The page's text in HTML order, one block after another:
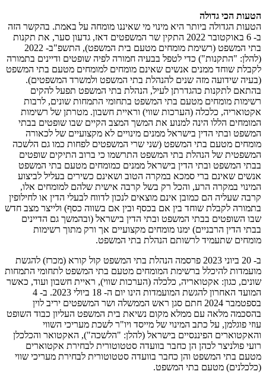
הטעות הכי גדולה
הטעות הגדולה ביותר היא מינוי מי שאיננו מומחה על באמת. בהקשר הזה
ב- 6 באוקטובר 2022 התקין שר המשפטים דאז, גדעון סער, את תקנות
בתי המשפט (רשימת מומחים מטעם בית המשפט), התשפ"ב- 2022
(להלן: "התקנות") כדי לטפל בבעיה חמורה לפיה שופטים ודיינים בתמורה
לקבלת שוחד ממנים אנשים שאינם מומחים למומחים מטעם בתי המשפט
(בעיה שידועה מזה שנים להנהלת בתי המשפט ולמשרד המשפטים).
בהתאם לתקנות כהגדרתן לעיל, הנהלת בתי המשפט תפעל להקים
רשימות מומחים מטעם בתי המשפט בתחומי התמחות שונים, לרבות
אקטואריה, כלכלה (הערכות שווי) וראיית חשבון. מטרתן של רשימות
המומחים הללו הינה למנוע את המשך המצב הקיים שבו שופטים בבתי
המשפט ובתי הדין בישראל ממנים מינויים לא מקצועיים של לכאורה
מומחים מטעם בתי המשפט (שני שרי המשפטים לפחות כמו גם הלשכה
המשפטית של הנהלת בתי המשפט התרשמו כי ברוב התיקים שופטים
בבתי המשפט ובתי הדין בישראל ממנים כמומחים מטעם בתי המשפט
אנשים שאינם ברי סמכא במקרה הטוב ושאינם כשירים בעליל לביצוע
המינוי במקרה הרע, והכל רק בשל קרבה אישית שלהם למומחים אלו,
קרבה שעליה הם כמובן אינם מוצאים לנכון לדווח לבעלי הדין או לחילופין
בתמורה לקבלת שוחד בין אם בכסף ובין אם בשווה כסף) ולייצר מצב חדש
שבו השופטים בבתי המשפט ובתי הדין בישראל (ובהמשך גם הדיינים
בבתי הדין הרבניים) ימנו מומחים מקצועיים אך ורק מתוך רשימות
מומחים שתעמיד לרשותם הנהלת בתי המשפט.
ב- 20 ביוני 2023 פרסמה הנהלת בתי המשפט קול קורא (מכרז) להגשת
מועמדות להיכלל ברשימת המומחים מטעם בתי המשפט לתחומי התמחות
שונים, כגון: אקטואריה, כלכלה (הערכות שווי), ראיית חשבון ועוד, כאשר
המועד האחרון להגשת המועמדות הינו יום ה- 18 ביולי 2023. ב- 4
בספטמבר 2024 חתם סגן ראש הממשלה ושר המשפטים יריב לוין
בהסכמה מלאה עם ממלא מקום נשיאת בית המשפט העליון כבוד השופט
עוזי פוגלמן, על כתב המינוי של מייסד ויו"ר לשכת מעריכי השווי
והאקטוארים הפיננסיים בישראל (להלן: "הלשכה"), האקטואר והכלכלן
רועי פולניצר לכהן הן כחבר בוועדה סטטוטורית לבחירת אקטוארים
מטעם בתי המשפט והן כחבר בוועדה סטטוטורית לבחירת מעריכי שווי
(כלכלנים) מטעם בתי המשפט.